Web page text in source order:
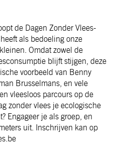
de Dagen Zonder Vlees-
als bedoeling onze
Omdat zowel de
blijft stijgen, deze
voorbeeld van Benny
Brusselmans, en vele
vleesloos parcours op de
zonder vlees je ecologische
Engageer je als groep, en
uit. Inschrijven kan op